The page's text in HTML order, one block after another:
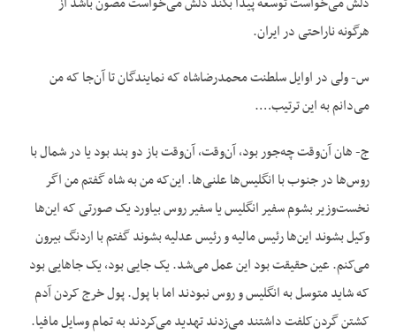
هرگونه ناراحتی در ایران.
س- ولی در اوایل سلطنت محمدرضاشاه که نمایندگان تا آن‌جا که من
می‌دانم به این ترتیب….
ج- هان آن‌وقت چه‌جور بود، آن‌وقت، آن‌وقت باز دو بند بود یا در شمال با
روس‌ها در جنوب با انگلیس‌ها علنی‌ها. این‌که من به شاه گفتم من اگر
نخست‌وزیر بشوم سفیر انگلیس یا سفیر روس بیاورد یک صورتی که این‌ها
وکیل بشوند این‌ها رئیس مالیه و رئیس عدلیه بشوند گفتم با اردنگ بیرون
می‌کنم. عین حقیقت بود این عمل می‌شد. یک جایی بود، یک جاهایی بود
که شاید متوسل به انگلیس و روس نبودند اما با پول. پول خرج کردن آدم
کشتن گردن‌کلفت داشتند می‌زدند تهدید می‌کردند به تمام وسایل مافیا.